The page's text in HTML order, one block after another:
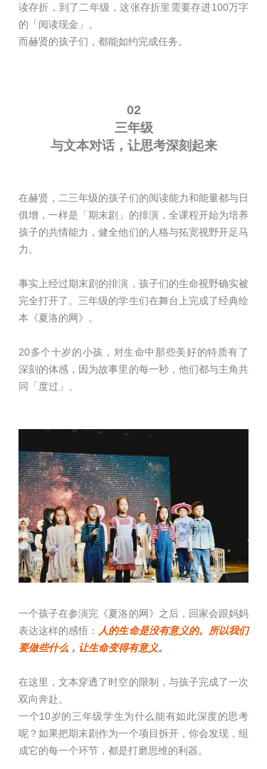
读存折，到了二年级，这张存折里需要存进100万字
的「阅读现金」。
而赫贤的孩子们，都能如约完成任务。
02
三年级
与文本对话，让思考深刻起来
在赫贤，二三年级的孩子们的阅读能力和能量都与日
俱增，一样是「期末剧」的排演，全课程开始为培养
孩子的共情能力，健全他们的人格与拓宽视野开足马
力。
事实上经过期末剧的排演，孩子们的生命视野确实被
完全打开了。三年级的学生们在舞台上完成了经典绘
本《夏洛的网》。
20多个十岁的小孩，对生命中那些美好的特质有了
深刻的体感，因为故事里的每一秒，他们都与主角共
同「度过」。
一个孩子在参演完《夏洛的网》之后，回家会跟妈妈
表达这样的感悟： 人的生命是没有意义的。所以我们
要做些什么，让生命变得有意义。
在这里，文本穿透了时空的限制，与孩子完成了一次
双向奔赴。
一个10岁的三年级学生为什么能有如此深度的思考
呢？如果把期末剧作为一个项目拆开，你会发现，组
成它的每一个环节，都是打磨思维的利器。